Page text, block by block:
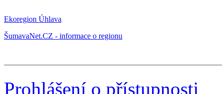
Ekoregion Úhlava
ŠumavaNet.CZ - informace o regionu
Prohlášení o přístupnosti